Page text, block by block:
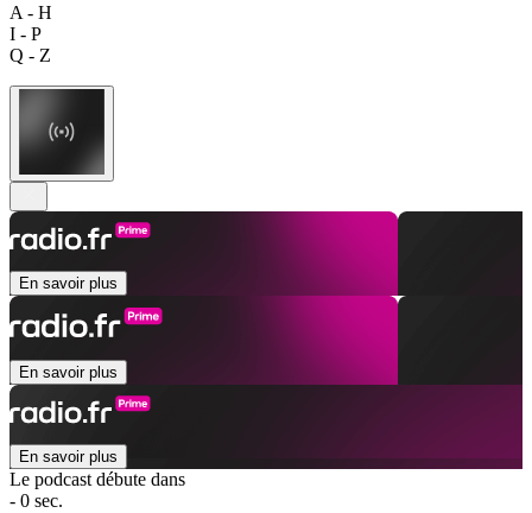
A - H
I - P
Q - Z
En savoir plus
En savoir plus
En savoir plus
Le podcast débute dans
- 0 sec.